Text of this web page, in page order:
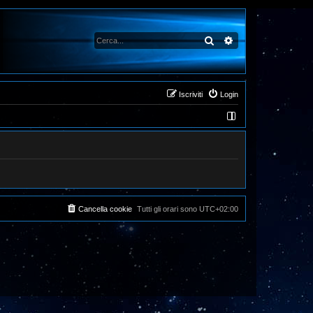
CercaRicerca avanzata
Login
Iscriviti
Tutti gli orari sono UTC+02:00
Cancella cookie